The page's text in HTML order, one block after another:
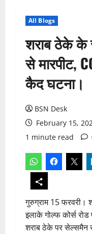
All Blogs
शराब ठेके
से मारपीट,
कैद घटना।
BSN Desk
February 15,
1 minute read
गुरुग्राम 15 फरवरी।
इलाके गोल्फ कोर्स
शराब ठेके पर सेल्समैन